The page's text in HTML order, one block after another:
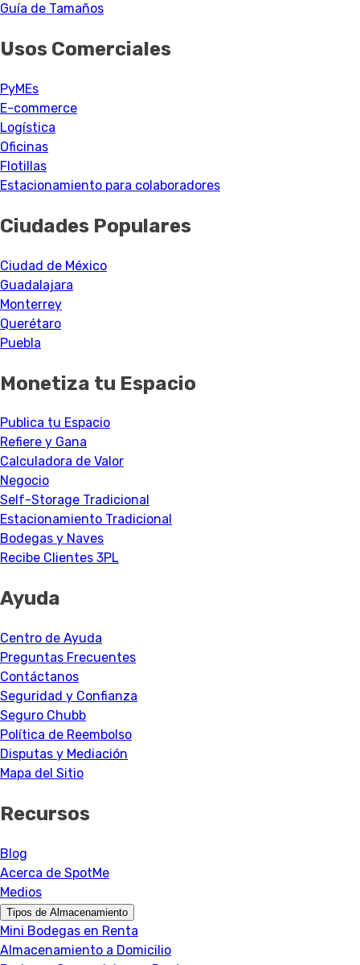
Guía de Tamaños
Usos Comerciales
PyMEs
E-commerce
Logística
Oficinas
Flotillas
Estacionamiento para colaboradores
Ciudades Populares
Ciudad de México
Guadalajara
Monterrey
Querétaro
Puebla
Monetiza tu Espacio
Publica tu Espacio
Refiere y Gana
Calculadora de Valor
Negocio
Self-Storage Tradicional
Estacionamiento Tradicional
Bodegas y Naves
Recibe Clientes 3PL
Ayuda
Centro de Ayuda
Preguntas Frecuentes
Contáctanos
Seguridad y Confianza
Seguro Chubb
Política de Reembolso
Disputas y Mediación
Mapa del Sitio
Recursos
Blog
Acerca de SpotMe
Medios
Tipos de Almacenamiento
Mini Bodegas en Renta
Almacenamiento a Domicilio